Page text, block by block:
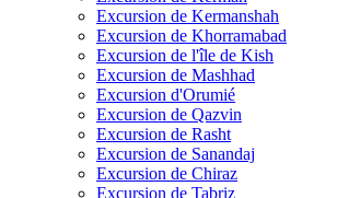
Excursion de Kermanshah
Excursion de Khorramabad
Excursion de l'île de Kish
Excursion de Mashhad
Excursion d'Orumié
Excursion de Qazvin
Excursion de Rasht
Excursion de Sanandaj
Excursion de Chiraz
Excursion de Tabriz